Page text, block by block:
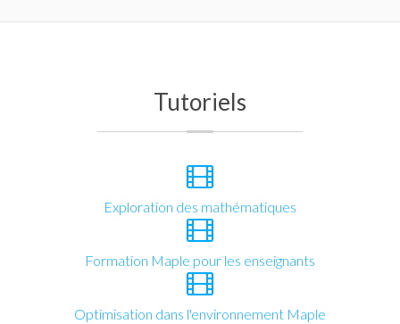
Tutoriels
Exploration des mathématiques
Formation Maple pour les enseignants
Optimisation dans l'environnement Maple